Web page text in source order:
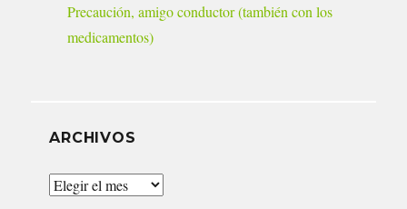
Precaución, amigo conductor (también con los
medicamentos)
ARCHIVOS
Archivos